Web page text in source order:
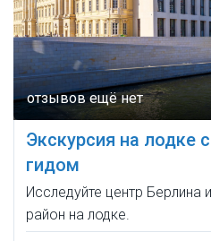
Экскурсия на лодке
гидом
Исследуйте центр Берлина
район на лодке.